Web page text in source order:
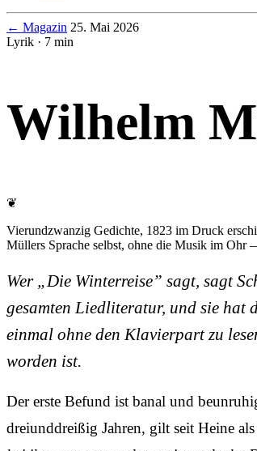
← Magazin 25. Mai 2026
Lyrik · 7 min
Wilhelm
❦
Vierundzwanzig Gedichte, 1823 im Druck
Müllers Sprache selbst, ohne die Musik im Ohr
Wer „Die Winterreise” sagt, sagt
gesamten Liedliteratur, und sie hat
einmal ohne den Klavierpart zu
worden ist.
Der erste Befund ist banal und
dreiunddreißig Jahren, gilt seit Heine